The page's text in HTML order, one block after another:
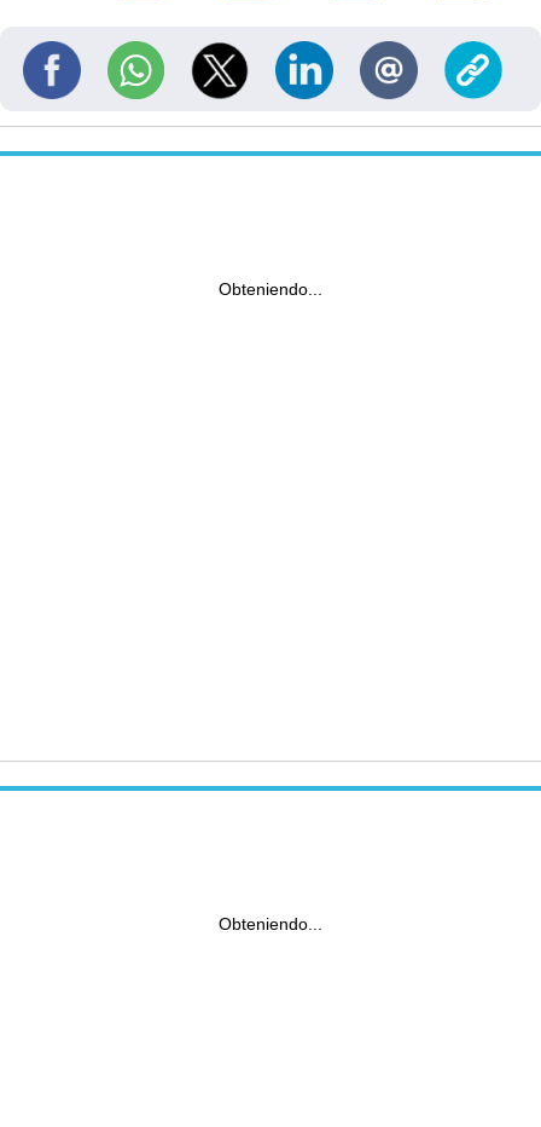
Obteniendo...
Obteniendo...